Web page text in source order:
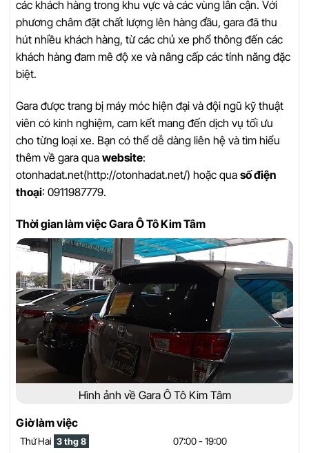
các khách hàng trong khu vực và các vùng lân cận. Với
phương châm đặt chất lượng lên hàng đầu, gara đã thu
hút nhiều khách hàng, từ các chủ xe phổ thông đến các
khách hàng đam mê độ xe và nâng cấp các tính năng đặc
biệt.
Gara được trang bị máy móc hiện đại và đội ngũ kỹ thuật
viên có kinh nghiệm, cam kết mang đến dịch vụ tối ưu
cho từng loại xe. Bạn có thể dễ dàng liên hệ và tìm hiểu
thêm về gara qua website:
otonhadat.net(http://otonhadat.net/) hoặc qua số điện
thoại: 0911987779.
Thời gian làm việc Gara Ô Tô Kim Tâm
Hình ảnh về Gara Ô Tô Kim Tâm
Giờ làm việc
Thứ Hai 3 thg 8
07:00 - 19:00